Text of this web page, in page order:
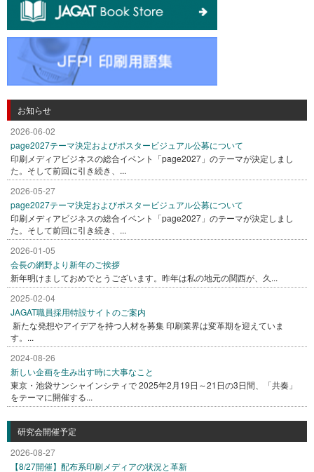
お知らせ
2026-06-02
page2027テーマ決定およびポスタービジュアル公募について
印刷メディアビジネスの総合イベント「page2027」のテーマが決定しまし
た。そして前回に引き続き、...
2026-05-27
page2027テーマ決定およびポスタービジュアル公募について
印刷メディアビジネスの総合イベント「page2027」のテーマが決定しまし
た。そして前回に引き続き、...
2026-01-05
会長の網野より新年のご挨拶
新年明けましておめでとうございます。昨年は私の地元の関西が、久...
2025-02-04
JAGAT職員採用特設サイトのご案内
新たな発想やアイデアを持つ人材を募集 印刷業界は変革期を迎えていま
す。...
2024-08-26
新しい企画を生み出す時に大事なこと
東京・池袋サンシャインシティで 2025年2月19日～21日の3日間、「共奏」
をテーマに開催する...
研究会開催予定
2026-08-27
【8/27開催】配布系印刷メディアの状況と革新